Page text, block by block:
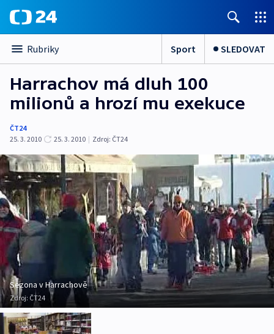
Rubriky Sport SLEDOVAT
Harrachov má dluh 100
milionů a hrozí mu exekuce
ČT24
25. 3. 2010
25. 3. 2010 | Zdroj: ČT24
Sezona v Harrachově
Zdroj: ČT24